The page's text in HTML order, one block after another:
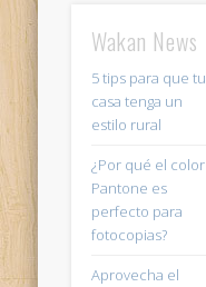
Wakan News
5 tips para que tu
casa tenga un
estilo rural
¿Por qué el color
Pantone es
perfecto para
fotocopias?
Aprovecha el